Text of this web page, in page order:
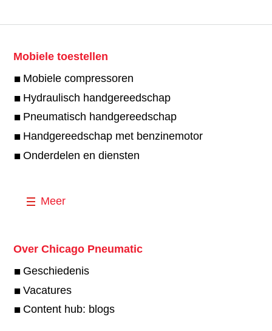
Mobiele toestellen
Mobiele compressoren
Hydraulisch handgereedschap
Pneumatisch handgereedschap
Handgereedschap met benzinemotor
Onderdelen en diensten
Meer
Over Chicago Pneumatic
Geschiedenis
Vacatures
Content hub: blogs